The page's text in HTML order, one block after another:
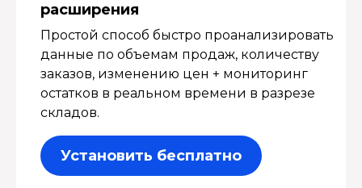
расширения
Простой способ быстро проанализировать
данные по объемам продаж, количеству
заказов, изменению цен + мониторинг
остатков в реальном времени в разрезе
складов.
Установить бесплатно